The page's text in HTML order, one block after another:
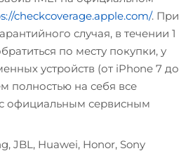
checkcoverage.apple.com/. При
случая, в течении 1
по месту покупки, у
устройств (от iPhone 7 до
полностью на себя все
официальным сервисным
JBL, Huawei, Honor, Sony